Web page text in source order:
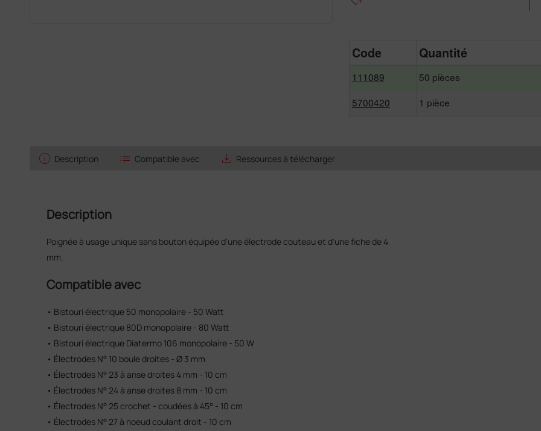
Code Quantité
111089
50 pièces
5700420
1 pièce
info Description list Compatible avec save_alt Ressources à télécharger
Description
Poignée à usage unique sans bouton équipée d'une électrode couteau et d'une fiche de 4
mm.
Compatible avec
• Bistouri électrique 50 monopolaire - 50 Watt
• Bistouri électrique 80D monopolaire - 80 Watt
• Bistouri électrique Diatermo 106 monopolaire - 50 W
• Électrodes N° 10 boule droites - Ø 3 mm
• Électrodes N° 23 à anse droites 4 mm - 10 cm
• Électrodes N° 24 à anse droites 8 mm - 10 cm
• Électrodes N° 25 crochet - coudées à 45° - 10 cm
• Électrodes N° 27 à noeud coulant droit - 10 cm